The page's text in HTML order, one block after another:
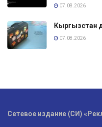
07.08.2026
Кыргызстан
07.08.2026
Сетевое издание (СИ)